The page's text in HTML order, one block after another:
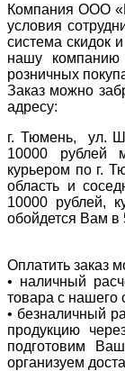
Компания ООО
условия
система скидок
нашу
розничных
Заказ можно
адресу:
г. Тюмень, ул.
10000 рублей
курьером по г.
область и
10000 рублей,
обойдется Вам в
Оплатить заказ
• наличный
товара с нашего
• безналичный
продукцию
подготовим
организуем